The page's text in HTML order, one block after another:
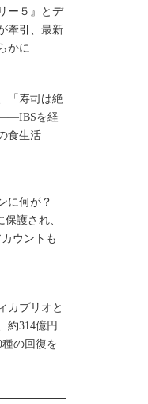
ー５』とデ
牽引、最新
かに
「寿司は絶
を経
食生活
に何が？
護され、
ウントも
カプリオと
約314億円
種の回復を